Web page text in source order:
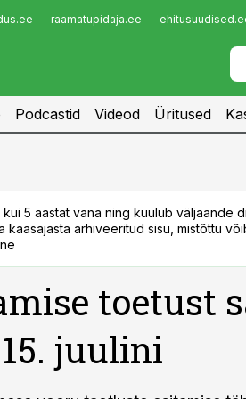
raamatupidaja.ee
Podcastid Videod Üritused
5 aastat vana ning kuulub väljaande
kaasajasta arhiveeritud sisu, mistõttu
toetust
juulini